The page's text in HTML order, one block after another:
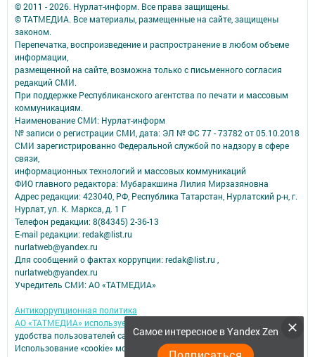
Самое интересное в Yandex Zen
© 2011 - 2026. Нурлат-⁠информ. Все права защищены.
© ТАТМЕДИА. Все материалы, размещенные на сайте, защищены
законом.
Перепечатка, воспроизведение и распространение в любом объеме
информации,
размещенной на сайте, возможна только с письменного согласия
редакций СМИ.
При поддержке Республиканского агентства по печати и массовым
коммуникациям.
Наименование СМИ: Нурлат-⁠информ
№ записи о регистрации СМИ, дата: ЭЛ № ФС 77 -⁠ 73782 от 05.10.2018
СМИ зарегистрированно Федеральной службой по надзору в сфере
связи,
информационных технологий и массовых коммуникаций
ФИО главного редактора: Мубаракшина Лилия Мирзазяновна
Адрес редакции: 423040, РФ, Республика Татарстан, Нурлатский р-н, г.
Нурлат, ул. К. Маркса, д. 1 Г
Телефон редакции: 8(84345) 2-36-13
E-mail редакции: redak@list.ru
nurlatweb@yandex.ru
Для сообщений о фактах коррупции: redak@list.ru ,
nurlatweb@yandex.ru
Учредитель СМИ: АО «ТАТМЕДИА»
Антикоррупционная политика
АО «ТАТМЕДИА» использует «cookie»
для персонализации сервисов и
удобства пользователей сайтом.
Использование «cookie» можно отменить в настройках браузера.